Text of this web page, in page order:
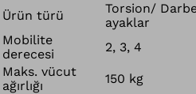
oluşacak ve cilt tahrikleri
doğal rotasyon hareketini
ayrıca topuğun yere basması
durumları sırasında hissedilen
Ürün türü
Torsion/
ayaklar
Mobilite
derecesi
2, 3, 4
Maks. vücut
ağırlığı
150 kg